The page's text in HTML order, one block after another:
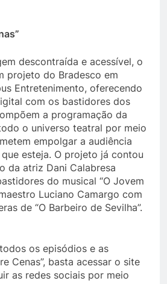
descontraída e acessível, o
projeto do Bradesco em
Entretenimento, oferecendo
com os bastidores dos
a programação da
o universo teatral por meio
empolgar a audiência
esteja. O projeto já contou
da atriz Dani Calabresa
do musical “O Jovem
Luciano Camargo com
de “O Barbeiro de Sevilha”.
os episódios e as
Cenas”, basta acessar o site
as redes sociais por meio